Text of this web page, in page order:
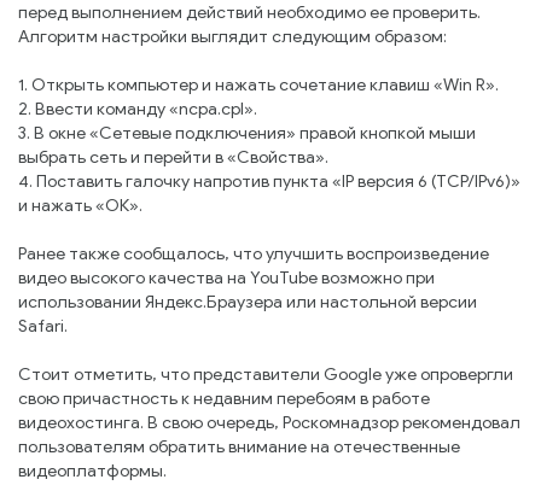
перед выполнением действий необходимо ее проверить.
Алгоритм настройки выглядит следующим образом:
1. Открыть компьютер и нажать сочетание клавиш «Win R».
2. Ввести команду «ncpa.cpl».
3. В окне «Сетевые подключения» правой кнопкой мыши
выбрать сеть и перейти в «Свойства».
4. Поставить галочку напротив пункта «IP версия 6 (TCP/IPv6)»
и нажать «ОК».
Ранее также сообщалось, что улучшить воспроизведение
видео высокого качества на YouTube возможно при
использовании Яндекс.Браузера или настольной версии
Safari.
Стоит отметить, что представители Google уже опровергли
свою причастность к недавним перебоям в работе
видеохостинга. В свою очередь, Роскомнадзор рекомендовал
пользователям обратить внимание на отечественные
видеоплатформы.